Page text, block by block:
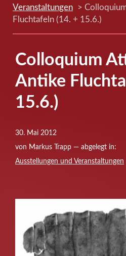
Veranstaltungen
>
Fluchtafeln (14. + 15.6.)
Colloquium
Antike
15.6.)
30. Mai 2012
von Markus Trapp — abgelegt in:
Ausstellungen und Veranstaltungen